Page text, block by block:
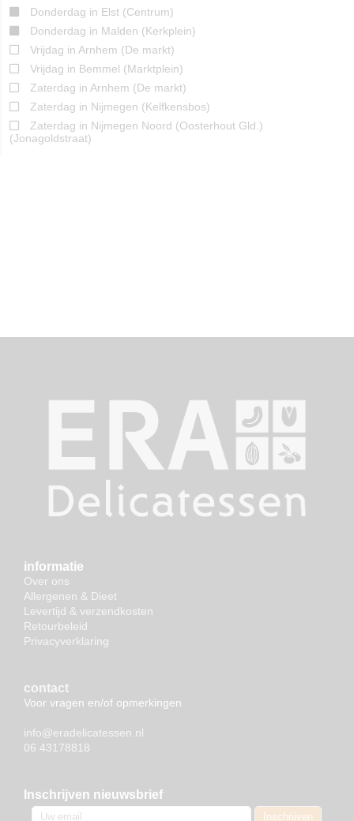
Donderdag in Elst (Centrum)
Donderdag in Malden (Kerkplein)
Vrijdag in Arnhem (De markt)
Vrijdag in Bemmel (Marktplein)
Zaterdag in Arnhem (De markt)
Zaterdag in Nijmegen (Kelfkensbos)
Zaterdag in Nijmegen Noord (Oosterhout Gld.)
(Jonagoldstraat)
informatie
Over ons
Allergenen & Dieet
Levertijd & verzendkosten
Retourbeleid
Privacyverklaring
contact
Voor vragen en/of opmerkingen
info@eradelicatessen.nl
06 43178818
Inschrijven nieuwsbrief